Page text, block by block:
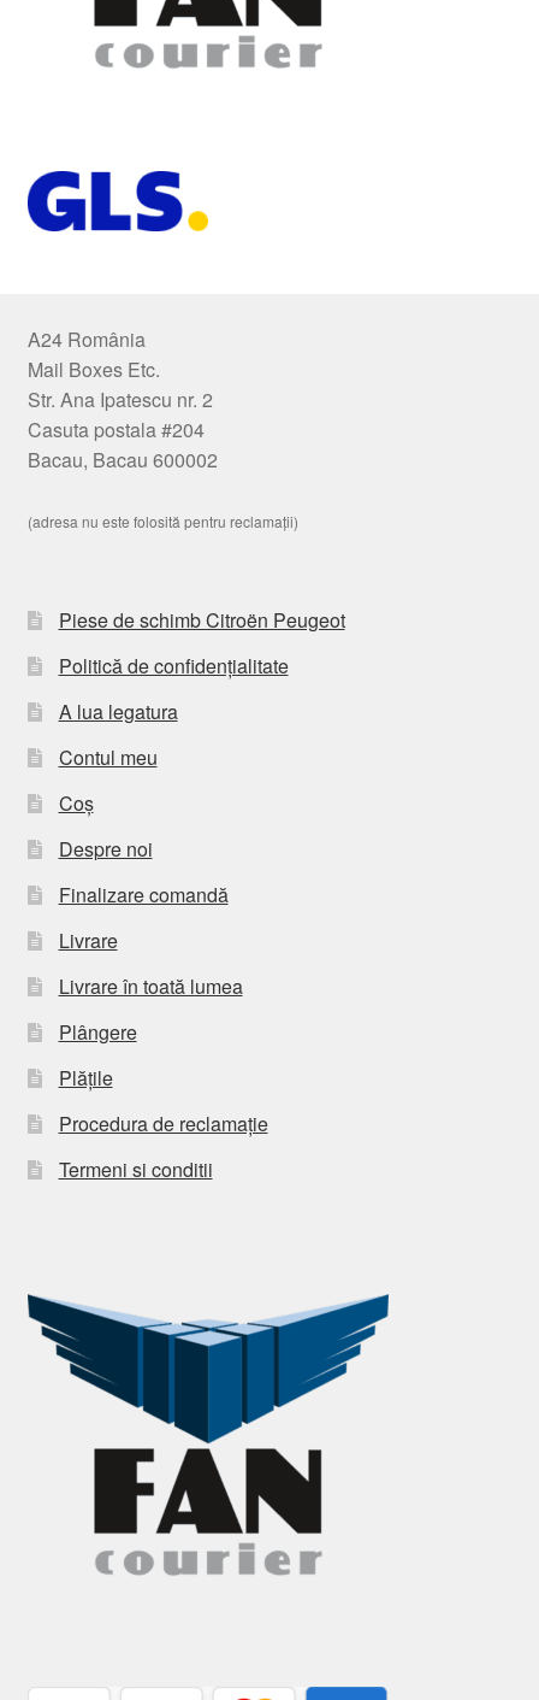
A24 România
Mail Boxes Etc.
Str. Ana Ipatescu nr. 2
Casuta postala #204
Bacau, Bacau 600002
(adresa nu este folosită pentru reclamații)
Piese de schimb Citroën Peugeot
Politică de confidențialitate
A lua legatura
Contul meu
Coș
Despre noi
Finalizare comandă
Livrare
Livrare în toată lumea
Plângere
Plățile
Procedura de reclamație
Termeni si conditii